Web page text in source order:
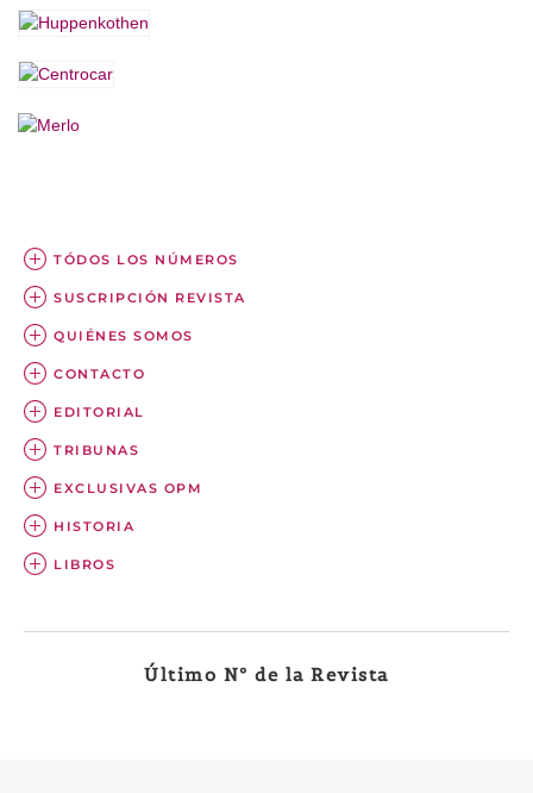
TÓDOS LOS NÚMEROS
SUSCRIPCIÓN REVISTA
QUIÉNES SOMOS
CONTACTO
EDITORIAL
TRIBUNAS
EXCLUSIVAS OPM
HISTORIA
LIBROS
Último Nº de la Revista